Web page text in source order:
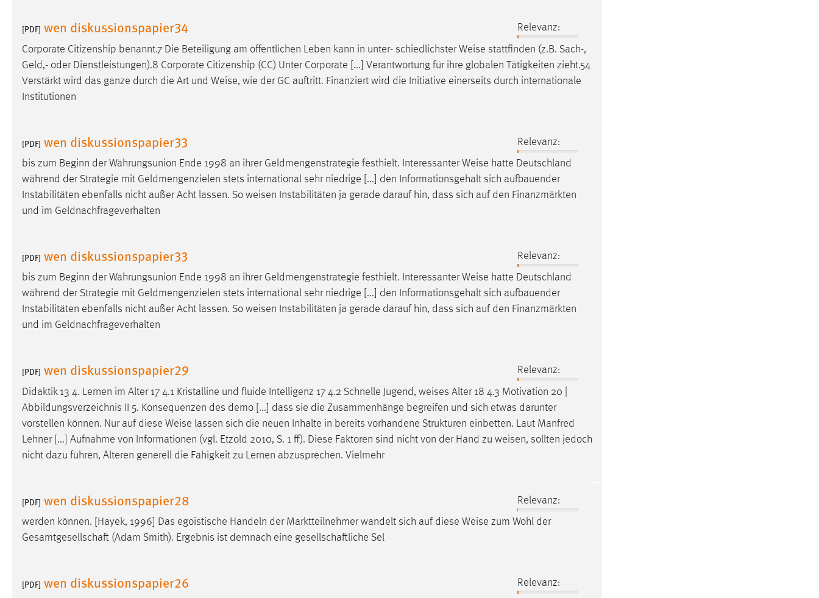
[PDF] wen diskussionspapier34
Relevanz:
Corporate Citizenship benannt.7 Die Beteiligung am öffentlichen Leben kann in unter- schiedlichsterWeise stattfinden (z.B. Sach-,
Geld,- oder Dienstleistungen).8 Corporate Citizenship (CC) Unter Corporate [...] Verantwortung für ihre globalen Tätigkeiten zieht.54
Verstärkt wird das ganze durch die Art und Weise, wie der GC auftritt. Finanziert wird die Initiative einerseits durch internationale
Institutionen
[PDF] wen diskussionspapier33
Relevanz:
bis zum Beginn der Währungsunion Ende 1998 an ihrer Geldmengenstrategie festhielt. InteressanterWeise hatte Deutschland
während der Strategie mit Geldmengenzielen stets international sehr niedrige [...] den Informationsgehalt sich aufbauender
Instabilitäten ebenfalls nicht außer Acht lassen. So weisen Instabilitäten ja gerade darauf hin, dass sich auf den Finanzmärkten
und im Geldnachfrageverhalten
[PDF] wen diskussionspapier33
Relevanz:
bis zum Beginn der Währungsunion Ende 1998 an ihrer Geldmengenstrategie festhielt. InteressanterWeise hatte Deutschland
während der Strategie mit Geldmengenzielen stets international sehr niedrige [...] den Informationsgehalt sich aufbauender
Instabilitäten ebenfalls nicht außer Acht lassen. So weisen Instabilitäten ja gerade darauf hin, dass sich auf den Finanzmärkten
und im Geldnachfrageverhalten
[PDF] wen diskussionspapier29
Relevanz:
Didaktik 13 4. Lernen im Alter 17 4.1 Kristalline und fluide Intelligenz 17 4.2 Schnelle Jugend, weises Alter 18 4.3 Motivation 20 |
Abbildungsverzeichnis II 5. Konsequenzen des demo [...] dass sie die Zusammenhänge begreifen und sich etwas darunter
vorstellen können. Nur auf diese Weise lassen sich die neuen Inhalte in bereits vorhandene Strukturen einbetten. Laut Manfred
Lehner [...] Aufnahme von Informationen (vgl. Etzold 2010, S. 1 ff). Diese Faktoren sind nicht von der Hand zu weisen, sollten jedoch
nicht dazu führen, Älteren generell die Fähigkeit zu Lernen abzusprechen. Vielmehr
[PDF] wen diskussionspapier28
Relevanz:
werden können. [Hayek, 1996] Das egoistische Handeln der Marktteilnehmer wandelt sich auf diese Weise zum Wohl der
Gesamtgesellschaft (Adam Smith). Ergebnis ist demnach eine gesellschaftliche Sel
[PDF] wen diskussionspapier26
Relevanz:
Cookie Laufzeit: Max. 13 Monate
MARKETING
Marketing Cookies werden von Drittanbietern
hinweg verfolgen.
Google Ads
Name: _gcl_au
Google Ireland Limited
Cookie Laufzeit:
Facebook Pixel
Name: _fbp
Zweck: Conversion-Tracking
Cookie Laufzeit: 3 Monate
EXTERNE MEDIEN
Um Inhalte von Videoplattformen und Social Media
YouTube